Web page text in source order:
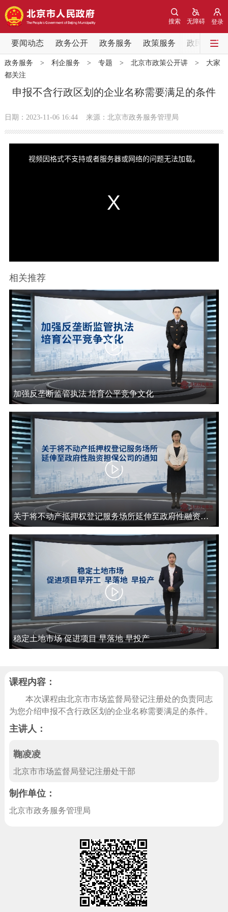
登录
无障碍
搜索
要闻动态 政务公开 政务服务 政策服务 政民互动
要闻动态
党中央精神 国务院信息 中央部委动态
北京要闻 会议信息 部门动态
各区热点
政务公开
政策解读
个人服务 法人服务 部门服务
便民服务 利企服务 投资项目
中介服务 阳光政务
政民互动
12345网上接诉即办 我要咨询 我要建议
参与调查 在线访谈 图说互动
走进北京
北京概况 十六区概览 人文北京
绿色北京 图说北京 视频北京
多语种
ENGLISH 한국어 日本語
DEUTSCH FRANÇAIS РУССКИЙ ЯЗЫК
ESPAÑOL PORTUGUÊS
回到顶部
政务服务 > 利企服务 > 专题 > 北京市政策公开讲> 大家
都关注
申报不含行政区划的企业名称需要满足的条件
日期：2023-11-06 16:44 来源：北京市政务服务管理局
视频因格式不支持或者服务器或网络的问题无法加载。
相关推荐
加强反垄断监管执法 培育公平竞争文化
关于将不动产抵押权登记服务场所延伸至政府性融资担保公司的通知
稳定土地市场 促进项目 早落地 早投产
课程内容：
本次课程由北京市市场监督局登记注册处的负责同志
为您介绍申报不含行政区划的企业名称需要满足的条件。
主讲人：
鞠凌凌
北京市市场监督局登记注册处干部
制作单位：
北京市政务服务管理局